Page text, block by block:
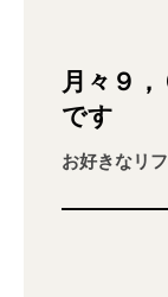
月々９
です
お好きなリ